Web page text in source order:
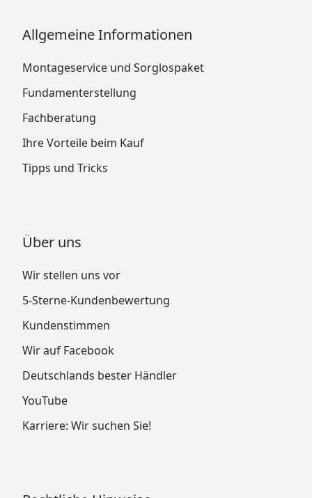
Allgemeine Informationen
Montageservice und Sorglospaket
Fundamenterstellung
Fachberatung
Ihre Vorteile beim Kauf
Tipps und Tricks
Über uns
Wir stellen uns vor
5-Sterne-Kundenbewertung
Kundenstimmen
Wir auf Facebook
Deutschlands bester Händler
YouTube
Karriere: Wir suchen Sie!